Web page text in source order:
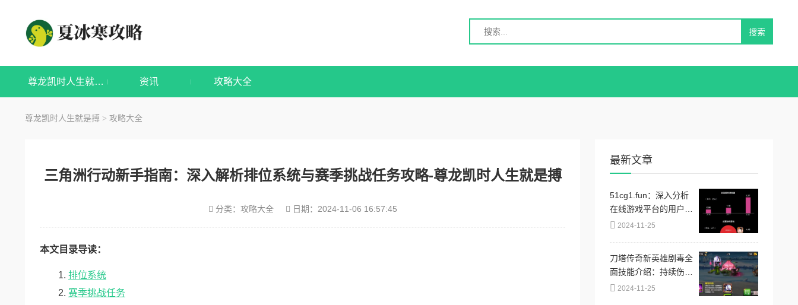
尊龙凯时人生就是搏 资讯 攻略大全
尊龙凯时人生就是搏 > 攻略大全
三角洲行动新手指南：深入解析排位系统与赛季挑战任务攻略-尊龙凯时人生就是搏
分类： 攻略大全 日期： 2024-11-06 16:57:45
本文目录导读：
排位系统
赛季挑战任务
最新文章
51cg1.fun：深入分析
在线游戏平台的用户体
验与市场趋势，探讨其
2024-11-25
刀塔传奇新英雄剧毒全
面技能介绍：持续伤害
与毒液控制详解
2024-11-25